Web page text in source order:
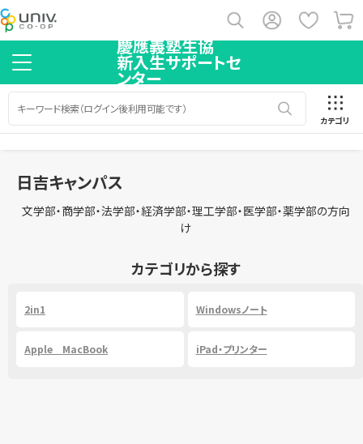
慶應義塾生協
新入生サポートセ
ンター
カテゴリ
日吉キャンパス
文学部・商学部・法学部・経済学部・理工学部・医学部・薬学部の方向
け
カテゴリから探す
2in1 Windowsノート
Apple MacBook iPad・プリンター